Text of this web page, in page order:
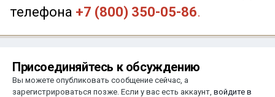
телефона +7 (800) 350-05-86.
Присоединяйтесь к обсуждению
Вы можете опубликовать сообщение сейчас, а
зарегистрироваться позже. Если у вас есть аккаунт, войдите в